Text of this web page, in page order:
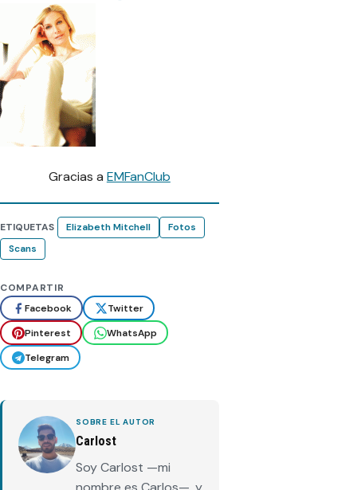
Gracias a EMFanClub
ETIQUETAS Elizabeth Mitchell
Fotos
Scans
COMPARTIR
Facebook
Twitter
Pinterest
WhatsApp
Telegram
SOBRE EL AUTOR
Carlost
Soy Carlost —mi